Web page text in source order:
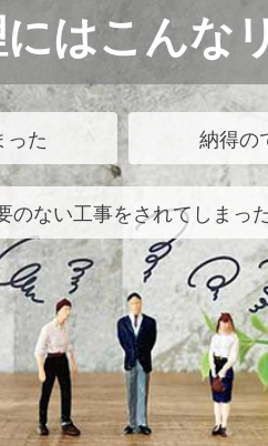
はこんな
った 納得の
のない工事をされてしまっ